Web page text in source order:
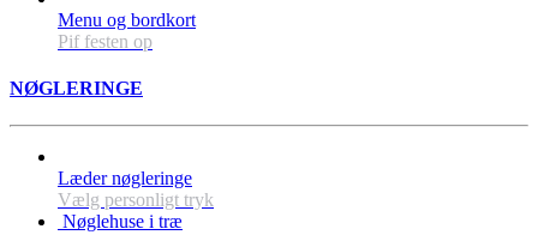
Menu og bordkort
Pif festen op
NØGLERINGE
Læder nøgleringe
Vælg personligt tryk
Nøglehuse i træ